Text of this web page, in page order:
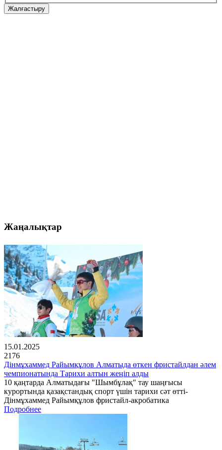
Жалғастыру
Жаңалықтар
15.01.2025
2176
Дінмұхаммед Райымқұлов Алматыда өткен фристайлдан әлем
чемпионатында Тарихи алтын жеңіп алды
10 қаңтарда Алматыдағы "Шымбұлақ" тау шаңғысы
курортында қазақстандық спорт үшін тарихи сәт өтті-
Дінмұхаммед Райымқұлов фристайл-акробатика
Подробнее